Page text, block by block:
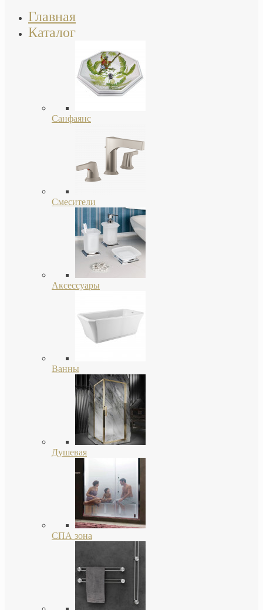
Главная
Каталог
Санфаянс
Смесители
Аксессуары
Ванны
Душевая
СПА зона